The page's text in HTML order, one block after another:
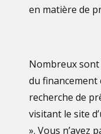
en matière de
Nombreux
du financement
recherche de
visitant le site
». Vous n’avez